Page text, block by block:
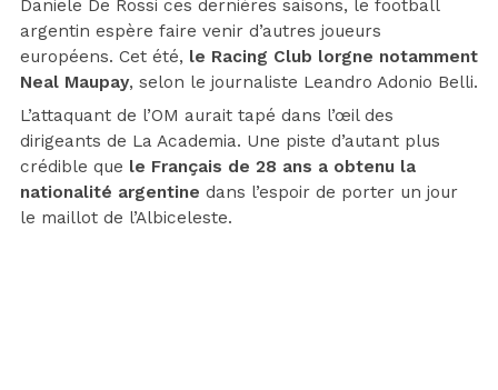
Daniele De Rossi ces dernières saisons, le football
argentin espère faire venir d’autres joueurs
européens. Cet été, le Racing Club lorgne notamment
Neal Maupay, selon le journaliste Leandro Adonio Belli.
L’attaquant de l’OM aurait tapé dans l’œil des
dirigeants de La Academia. Une piste d’autant plus
crédible que le Français de 28 ans a obtenu la
nationalité argentine dans l’espoir de porter un jour
le maillot de l’Albiceleste.